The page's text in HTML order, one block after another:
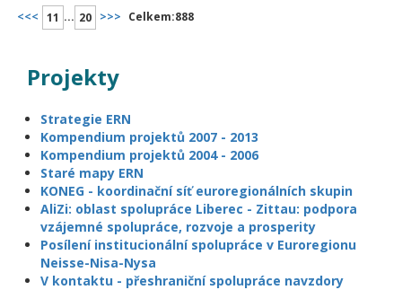
<<< 11 ... 20 >>> Celkem:888
Projekty
Strategie ERN
Kompendium projektů 2007 - 2013
Kompendium projektů 2004 - 2006
Staré mapy ERN
KONEG - koordinační síť euroregionálních skupin
AliZi: oblast spolupráce Liberec - Zittau: podpora
vzájemné spolupráce, rozvoje a prosperity
Posílení institucionální spolupráce v Euroregionu
Neisse-Nisa-Nysa
V kontaktu - přeshraniční spolupráce navzdory